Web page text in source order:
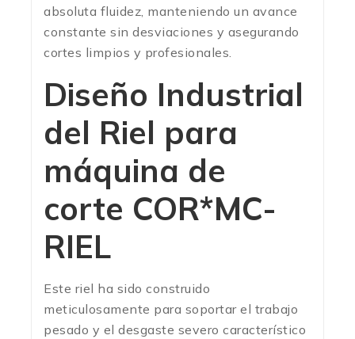
absoluta fluidez, manteniendo un avance
constante sin desviaciones y asegurando
cortes limpios y profesionales.
Diseño Industrial
del Riel para
máquina de
corte COR*MC-
RIEL
Este riel ha sido construido
meticulosamente para soportar el trabajo
pesado y el desgaste severo característico